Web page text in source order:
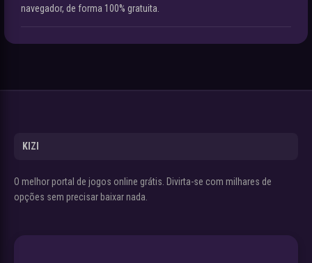
navegador, de forma 100% gratuita.
KIZI
O melhor portal de jogos online grátis. Divirta-se com milhares de
opções sem precisar baixar nada.